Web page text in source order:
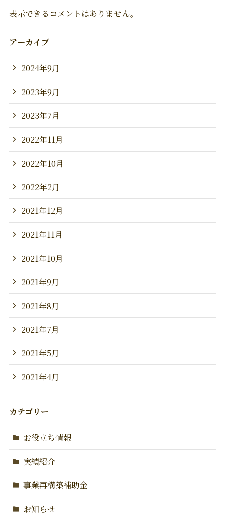
表示できるコメントはありません。
アーカイブ
2024年9月
2023年9月
2023年7月
2022年11月
2022年10月
2022年2月
2021年12月
2021年11月
2021年10月
2021年9月
2021年8月
2021年7月
2021年5月
2021年4月
カテゴリー
お役立ち情報
実績紹介
事業再構築補助金
お知らせ